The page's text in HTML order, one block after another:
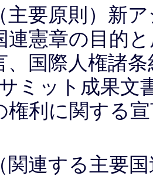
主要原則）新
連憲章の目的
、国際人権諸
ミット成果文
権利に関する
関連する主要